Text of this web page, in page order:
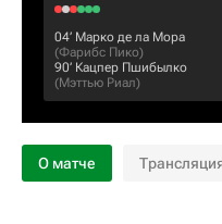
04‎’‎ Марко де ла Мора
(Фарибс Пико)
90‎’‎ Кацпер Пшибылко
(Мэттью Риал)
О матче